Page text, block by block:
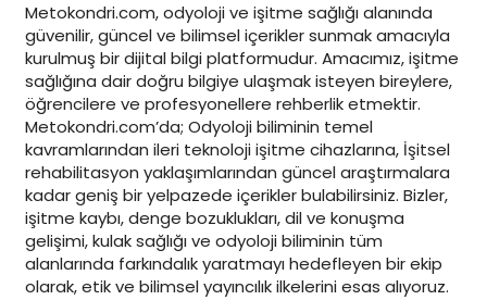
Metokondri.com, odyoloji ve işitme sağlığı alanında
güvenilir, güncel ve bilimsel içerikler sunmak amacıyla
kurulmuş bir dijital bilgi platformudur. Amacımız, işitme
sağlığına dair doğru bilgiye ulaşmak isteyen bireylere,
öğrencilere ve profesyonellere rehberlik etmektir.
Metokondri.com’da; Odyoloji biliminin temel
kavramlarından ileri teknoloji işitme cihazlarına, İşitsel
rehabilitasyon yaklaşımlarından güncel araştırmalara
kadar geniş bir yelpazede içerikler bulabilirsiniz. Bizler,
işitme kaybı, denge bozuklukları, dil ve konuşma
gelişimi, kulak sağlığı ve odyoloji biliminin tüm
alanlarında farkındalık yaratmayı hedefleyen bir ekip
olarak, etik ve bilimsel yayıncılık ilkelerini esas alıyoruz.